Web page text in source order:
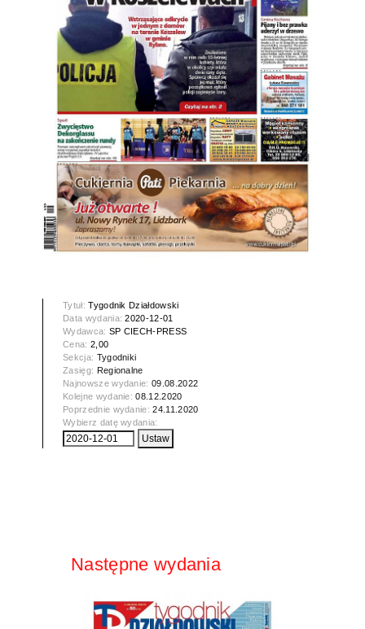
Tytuł:Tygodnik Działdowski
Data wydania:2020-12-01
Wydawca: SP CIECH-PRESS
Cena: 2,00
Sekcja: Tygodniki
Zasięg: Regionalne
Najnowsze wydanie:09.08.2022
Kolejne wydanie:08.12.2020
Poprzednie wydanie:24.11.2020
Wybierz datę wydania:
Następne wydania